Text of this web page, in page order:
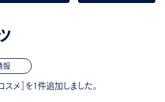
報
スメ］を1件追加しました。